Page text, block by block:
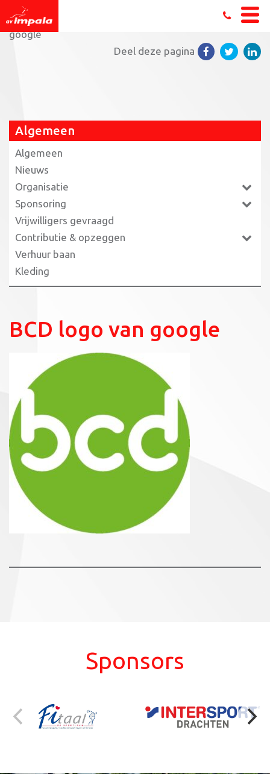
Home»Fysio 0512 Run Drachten
BCD logo van
google
Deel deze pagina
Algemeen
Algemeen
Nieuws
Organisatie
Sponsoring
Vrijwilligers gevraagd
Contributie & opzeggen
Verhuur baan
Kleding
BCD logo van google
Sponsors